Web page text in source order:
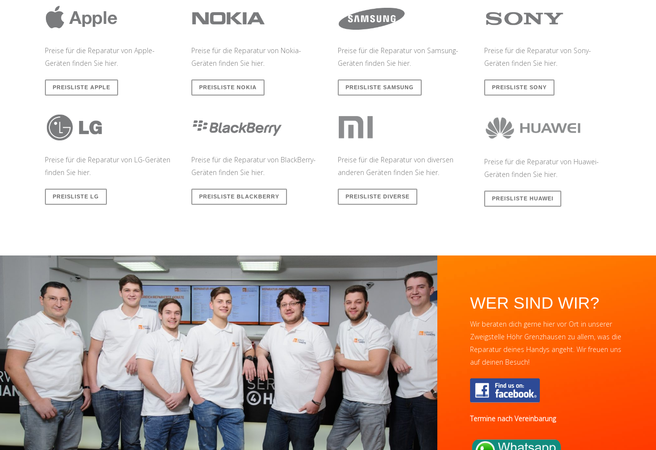
Preise für die Reparatur von Apple-
Geräten finden Sie hier.
PREISLISTE APPLE
Preise für die Reparatur von Nokia-
Geräten finden Sie hier.
PREISLISTE NOKIA
Preise für die Reparatur von Samsung-
Geräten finden Sie hier.
PREISLISTE SAMSUNG
Preise für die Reparatur von Sony-
Geräten finden Sie hier.
PREISLISTE SONY
Preise für die Reparatur von LG-Geräten
finden Sie hier.
PREISLISTE LG
Preise für die Reparatur von BlackBerry-
Geräten finden Sie hier.
PREISLISTE BLACKBERRY
Preise für die Reparatur von diversen
anderen Geräten finden Sie hier.
PREISLISTE DIVERSE
Preise für die Reparatur von Huawei-
Geräten finden Sie hier.
PREISLISTE HUAWEI
WER SIND WIR?
Wir beraten dich gerne hier vor Ort in unserer
Zweigstelle Höhr Grenzhausen zu allem, was die
Reparatur deines Handys angeht. Wir freuen uns
auf deinen Besuch!
Termine nach Vereinbarung